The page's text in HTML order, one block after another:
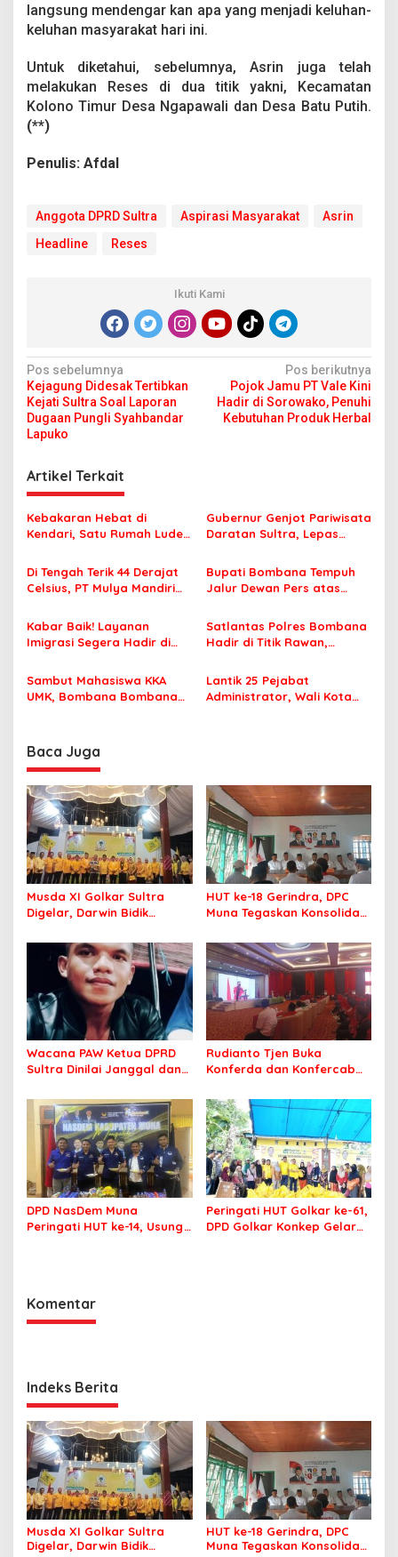
a
s
M
a
s
y
langsung mendengar kan apa yang menjadi keluhan-
keluhan masyarakat hari ini.
Untuk diketahui, sebelumnya, Asrin juga telah
melakukan Reses di dua titik yakni, Kecamatan
Kolono Timur Desa Ngapawali dan Desa Batu Putih.
(**)
Penulis: Afdal
Anggota DPRD Sultra Aspirasi Masyarakat
Asrin
Headline
Reses
Ikuti Kami
N
a
v
i
g
a
s
i
p
o
s
Pos sebelumnya
Kejagung Didesak Tertibkan
Kejati Sultra Soal Laporan
Dugaan Pungli Syahbandar
Lapuko
Pos berikutnya
Pojok Jamu PT Vale Kini
Hadir di Sorowako, Penuhi
Kebutuhan Produk Herbal
Artikel Terkait
Kebakaran Hebat di
Kendari, Satu Rumah Ludes
Gubernur Genjot Pariwisata
Daratan Sultra, Lepas
Tiga Kabupaten Unggulan
Di Tengah Terik 44 Derajat
Celsius, PT Mulya Mandiri
Jamaah Tetap Sehat dan
Nyaman Beribadah
Bupati Bombana Tempuh
Jalur Dewan Pers atas
Korupsi Jembatan Cirauci II
Kabar Baik! Layanan
Imigrasi Segera Hadir di
Perlu Lagi ke Kendari
Satlantas Polres Bombana
Hadir di Titik Rawan,
Sekolah dengan Aman
Sambut Mahasiswa KKA
UMK, Bombana Bombana
Lantik 25 Pejabat
Administrator, Wali Kota
Baca Juga
Musda XI Golkar Sultra
Digelar, Darwin Bidik
Muna dan Mubar
HUT ke-18 Gerindra, DPC
Muna Tegaskan Konsolidasi
Wacana PAW Ketua DPRD
Sultra Dinilai Janggal dan
Politik’
Rudianto Tjen Buka
Konferda dan Konfercab
Tingkatkan Soliditas
DPD NasDem Muna
Peringati HUT ke-14, Usung
Peringati HUT Golkar ke-61,
DPD Golkar Konkep Gelar
Komentar
Indeks Berita
Musda XI Golkar Sultra
Digelar, Darwin Bidik
HUT ke-18 Gerindra, DPC
Muna Tegaskan Konsolidasi